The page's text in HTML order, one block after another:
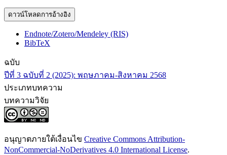
ดาวน์โหลดการอ้างอิง
Endnote/Zotero/Mendeley (RIS)
BibTeX
ฉบับ
ปีที่ 3 ฉบับที่ 2 (2025): พฤษภาคม-สิงหาคม 2568
ประเภทบทความ
บทความวิจัย
อนุญาตภายใต้เงื่อนไข Creative Commons Attribution-
NonCommercial-NoDerivatives 4.0 International License.